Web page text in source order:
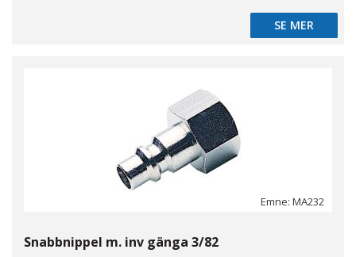
SE MER
SE MER
Emne: MA232
Snabbnippel m. inv gänga 3/82